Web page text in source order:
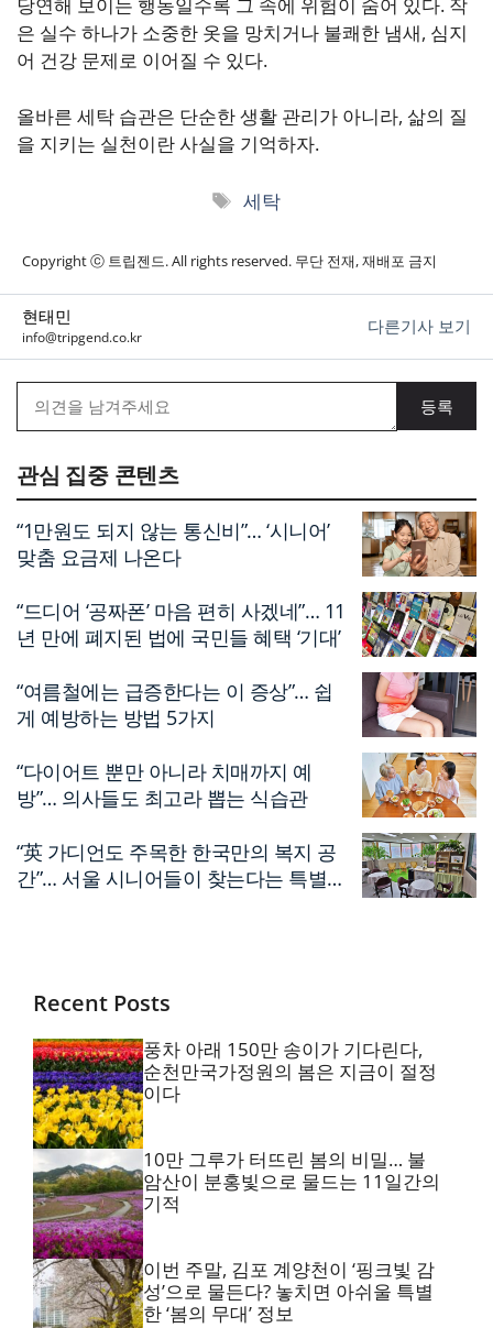
당연해 보이는 행동일수록 그 속에 위험이 숨어 있다. 작
은 실수 하나가 소중한 옷을 망치거나 불쾌한 냄새, 심지
어 건강 문제로 이어질 수 있다.
올바른 세탁 습관은 단순한 생활 관리가 아니라, 삶의 질
을 지키는 실천이란 사실을 기억하자.
태
세탁
Copyright ⓒ 트립젠드. All rights reserved. 무단 전재, 재배포 금지
현태민
info@tripgend.co.kr
다른기사 보기
관심 집중 콘텐츠
“1만원도 되지 않는 통신비”… ‘시니어’
맞춤 요금제 나온다
“드디어 ‘공짜폰’ 마음 편히 사겠네”… 11
년 만에 폐지된 법에 국민들 혜택 ‘기대’
“여름철에는 급증한다는 이 증상”… 쉽
게 예방하는 방법 5가지
“다이어트 뿐만 아니라 치매까지 예
방”… 의사들도 최고라 뽑는 식습관
“英 가디언도 주목한 한국만의 복지 공
간”… 서울 시니어들이 찾는다는 특별한
Recent Posts
풍차 아래 150만 송이가 기다린다,
순천만국가정원의 봄은 지금이 절정
이다
10만 그루가 터뜨린 봄의 비밀… 불
암산이 분홍빛으로 물드는 11일간의
기적
이번 주말, 김포 계양천이 ‘핑크빛 감
성’으로 물든다? 놓치면 아쉬울 특별
한 ‘봄의 무대’ 정보